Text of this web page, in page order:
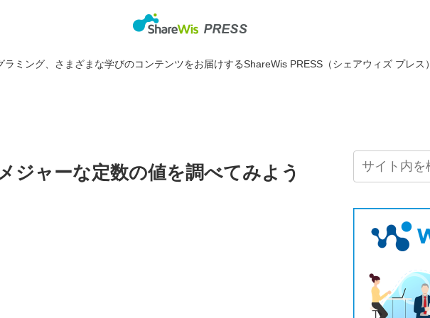
ラミング、さまざまな学びのコンテンツをお届けするShareWis PRESS（シェアウィズ プレス）
ジャーな定数の値を調べてみよう